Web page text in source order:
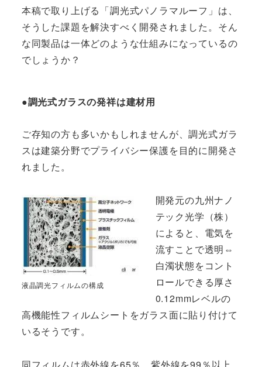
本稿で取り上げる「調光式パノラマルーフ」は、
そうした課題を解決すべく開発されました。そん
な同製品は一体どのような仕組みになっているの
でしょうか？
●調光式ガラスの発祥は建材用
ご存知の方も多いかもしれませんが、調光式ガラ
スは建築分野でプライバシー保護を目的に開発さ
れました。
液晶調光フィルムの構成
開発元の九州ナノ
テック光学（株）
によると、電気を
流すことで透明⇔
白濁状態をコント
ロールできる厚さ
0.12mmレベルの
高機能性フィルムシートをガラス面に貼り付けて
いるそうです。
同フィルムは赤外線を65％、紫外線を99％以上